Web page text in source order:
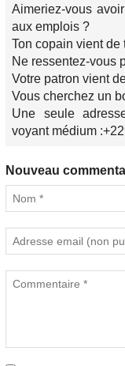
Aimeriez-vous
aux emplois ?
Ton copain vient de
Ne ressentez-vous
Votre patron vient
Vous cherchez un
Une seule
voyant médium
Nouveau